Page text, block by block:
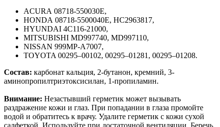
ACURA 08718-550030E,
HONDA 08718-5500040E, HC2963817,
HYUNDAI 4C116-21000,
MITSUBISHI MD997740, MD997110,
NISSAN 999MP-A7007,
TOYOTA 00295–00102, 00295–01281, 00295–01208.
Состав: карбонат кальция, 2-бутанон, кремний, 3-
аминопропилтриэтоксисилан, 1-пропиламин.
Внимание: Незастывший герметик может вызывать
раздражение кожи и глаз. При попадании в глаза промойте
водой и обратитесь к врачу. Удалите герметик с кожи сухой
салфеткой. Используйте при достаточной вентиляции. Беречь